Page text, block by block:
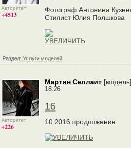
Авторитет
+4513
Фотограф Антонина
Стилист Юлия Полшкова
Раздел: Услуги моделей
Авторитет
+226
Мартин Селлаит [модель]
18:26
16
10.2016 продолжение